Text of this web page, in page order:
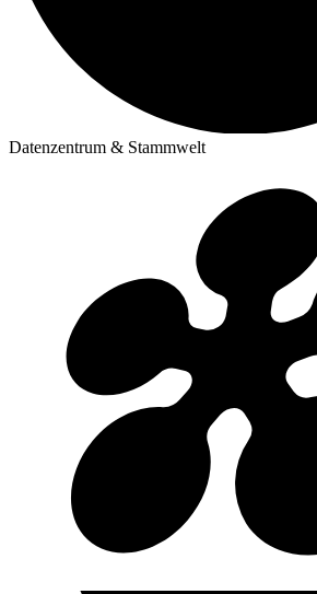
Datenzentrum & Stammwelt